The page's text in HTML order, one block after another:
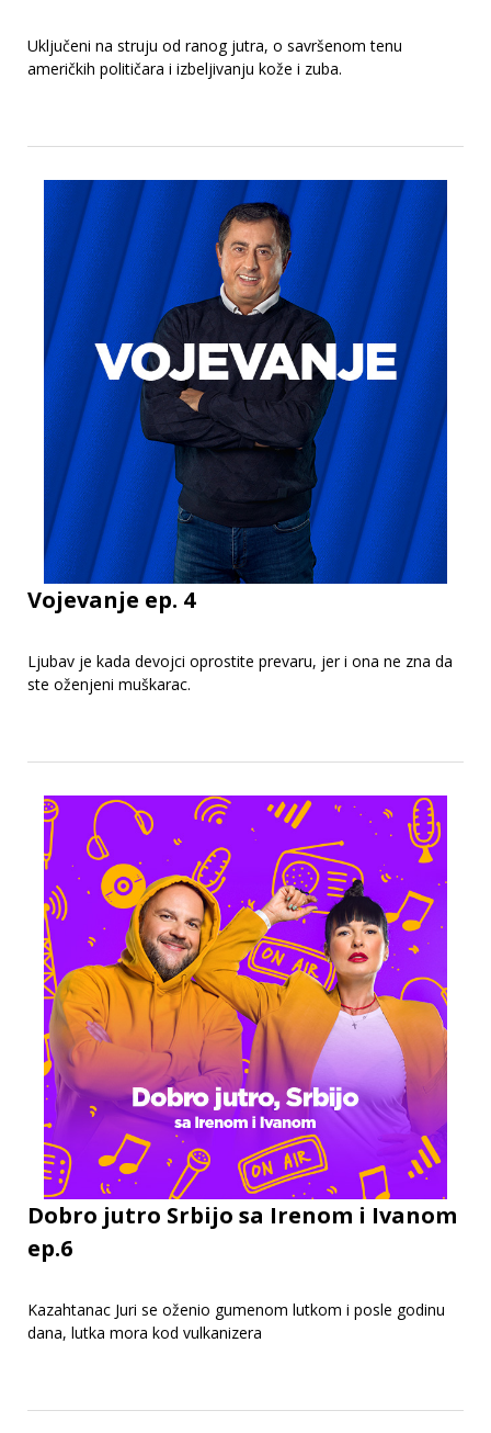
Uključeni na struju od ranog jutra, o savršenom tenu
američkih političara i izbeljivanju kože i zuba.
Vojevanje ep. 4
Ljubav je kada devojci oprostite prevaru, jer i ona ne zna da
ste oženjeni muškarac.
Dobro jutro Srbijo sa Irenom i Ivanom
ep.6
Kazahtanac Juri se oženio gumenom lutkom i posle godinu
dana, lutka mora kod vulkanizera